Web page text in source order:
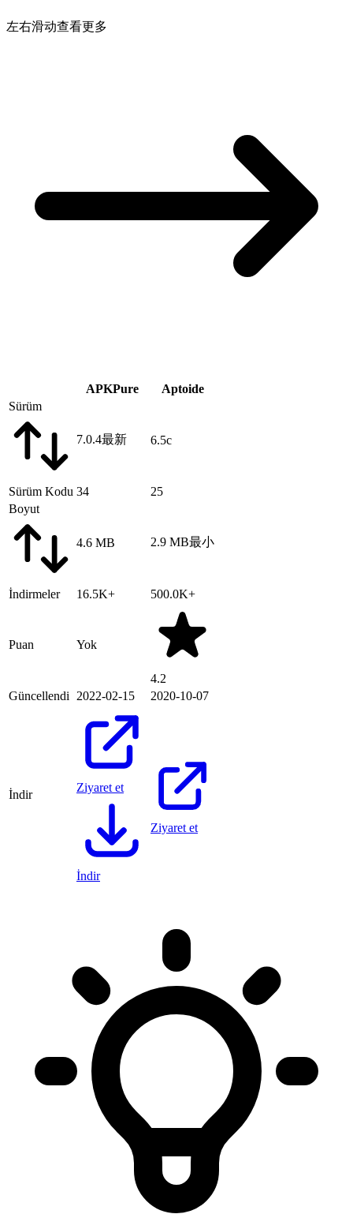
左右滑动查看更多
APKPure
Aptoide
Sürüm
7.0.4最新 6.5c
Sürüm Kodu 34
25
Boyut
4.6 MB 2.9 MB最小
İndirmeler 16.5K+ 500.0K+
Puan Yok
4.2
Güncellendi
2022-02-15 2020-10-07
İndir
Ziyaret et
İndir
Ziyaret et